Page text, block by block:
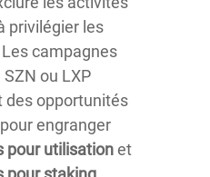
privilégier les
campagnes
ou LXP
opportunités
engranger
pour utilisationet